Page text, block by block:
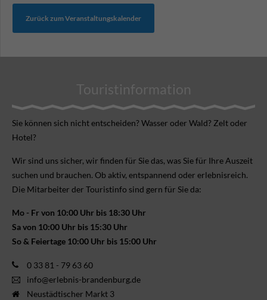
Zurück zum Veranstaltungskalender
Touristinformation
Sie können sich nicht ent­scheiden? Wasser oder Wald? Zelt oder
Hotel?
Wir sind uns sicher, wir finden für Sie das, was Sie für Ihre Aus­zeit
suchen und brauchen. Ob aktiv, ent­spannend oder erlebnis­reich.
Die Mitarbeiter der Touristinfo sind gern für Sie da:
Mo - Fr von 10:00 Uhr bis 18:30 Uhr
Sa von 10:00 Uhr bis 15:30 Uhr
So & Feiertage 10:00 Uhr bis 15:00 Uhr
0 33 81 - 79 63 60
info@erlebnis-brandenburg.de
Neustädtischer Markt 3